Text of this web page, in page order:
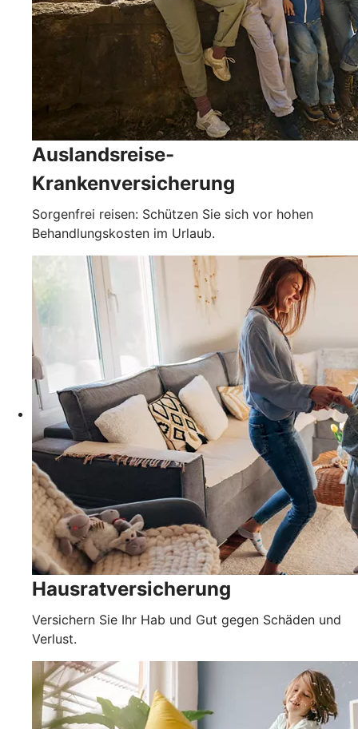
Auslandsreise-
Krankenversicherung
Sorgenfrei reisen: Schützen Sie sich vor hohen
Behandlungskosten im Urlaub.
Hausratversicherung
Versichern Sie Ihr Hab und Gut gegen Schäden und
Verlust.